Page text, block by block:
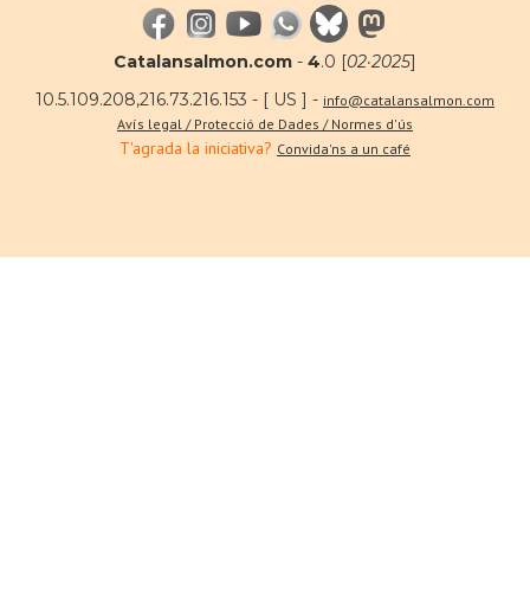
Catalansalmon.com - 4.0 [02·2025]
10.5.109.208,216.73.216.153 - [ US ] - info@catalansalmon.com
Avís legal / Protecció de Dades / Normes d'ús
T'agrada la iniciativa? Convida'ns a un café